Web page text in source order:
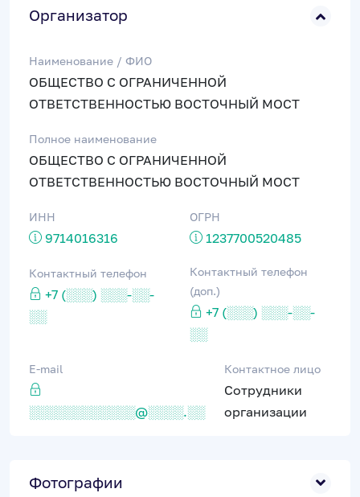
Организатор
Наименование / ФИО
ОБЩЕСТВО С ОГРАНИЧЕННОЙ
ОТВЕТСТВЕННОСТЬЮ ВОСТОЧНЫЙ МОСТ
Полное наименование
ОБЩЕСТВО С ОГРАНИЧЕННОЙ
ОТВЕТСТВЕННОСТЬЮ ВОСТОЧНЫЙ МОСТ
ИНН
9714016316
ОГРН
1237700520485
Контактный телефон
+7 (░░░) ░░░-░░-
░░
Контактный телефон
(доп.)
+7 (░░░) ░░░-░░-
░░
E-mail
░░░░░░░░░░░░@░░░░.░░
Контактное лицо
Сотрудники
организации
Фотографии